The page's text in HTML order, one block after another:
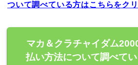
ついて調べている方はこちらをク
マカ＆クラチャイダム
払い方法について調べて